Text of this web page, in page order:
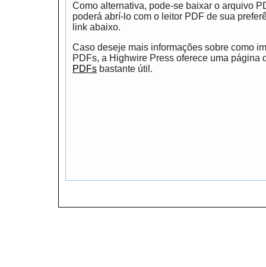
Como alternativa, pode-se baixar o arquivo
poderá abrí-lo com o leitor PDF de sua
link abaixo.
Caso deseje mais informações sobre como
PDFs, a Highwire Press oferece uma página
PDFs bastante útil.